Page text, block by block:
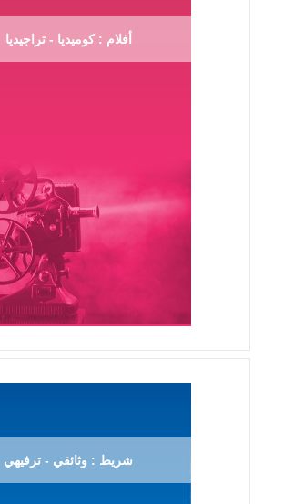
أفلام : كوميديا - تراجيديا
شريط : وثائقي - ترفيهي